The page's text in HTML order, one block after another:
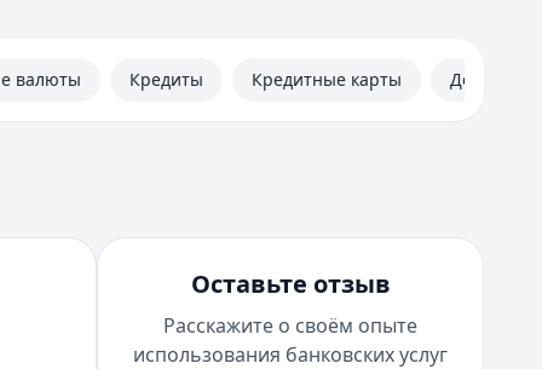
валюты Кредиты Кредитные карты
Оставьте отзыв
Расскажите о своём опыте
использования банковских услуг